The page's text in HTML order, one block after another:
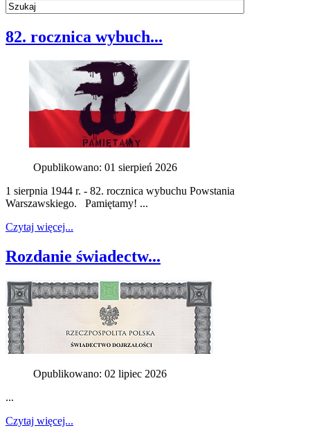
82. rocznica wybuch...
Opublikowano: 01 sierpień 2026
1 sierpnia 1944 r. - 82. rocznica wybuchu Powstania
Warszawskiego. Pamiętamy! ...
Czytaj więcej...
Rozdanie świadectw...
Opublikowano: 02 lipiec 2026
...
Czytaj więcej...